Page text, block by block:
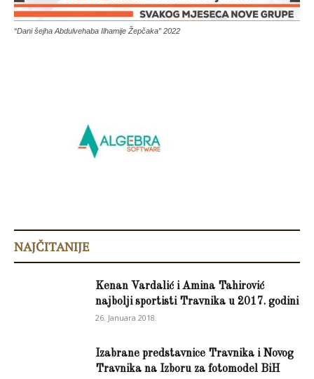
“Dani šejha Abdulvehaba Ilhamije Žepčaka” 2022
NAJČITANIJE
Kenan Vardalić i Amina Tahirović
najbolji sportisti Travnika u 2017. godini
26. Januara 2018.
Izabrane predstavnice Travnika i Novog
Travnika na Izboru za fotomodel BiH